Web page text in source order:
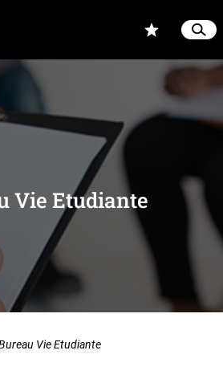
Vie Etudiante
Vie Etudiante